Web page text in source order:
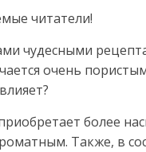
читатели!
чудесными
очень
более
Также, в